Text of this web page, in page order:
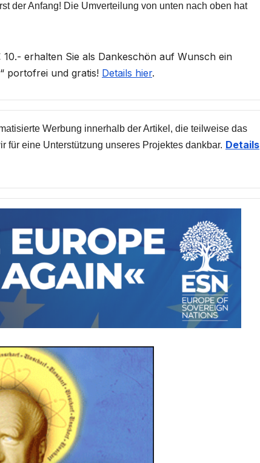
der Anfang! Die Umverteilung von unten nach oben hat
erhalten Sie als Dankeschön auf Wunsch ein
portofrei und gratis! Details hier.
Werbung innerhalb der Artikel, die teilweise das
für eine Unterstützung unseres Projektes dankbar. Details